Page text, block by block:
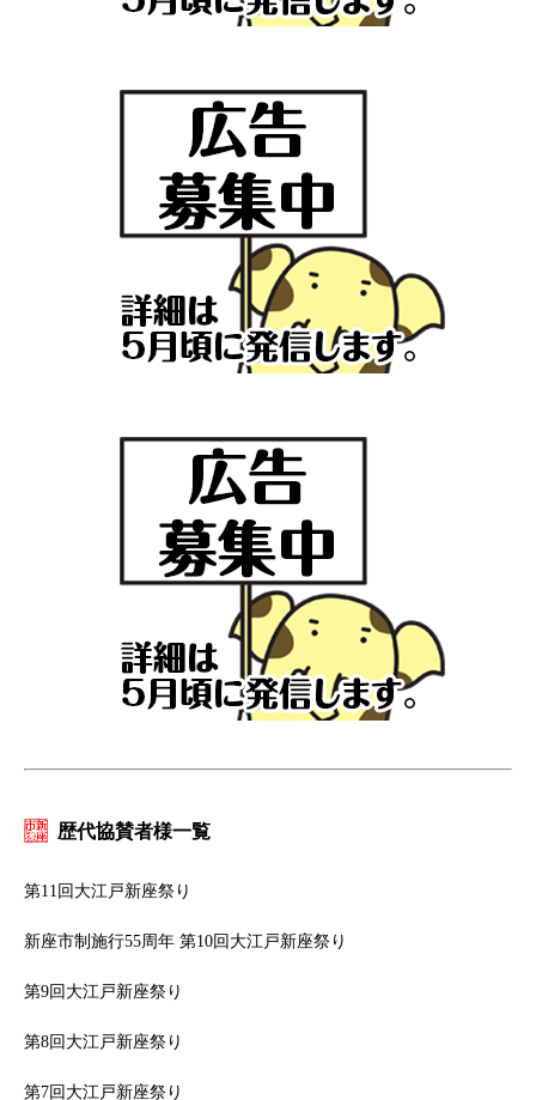
歴代協賛者様一覧
第11回大江戸新座祭り
新座市制施行55周年 第10回大江戸新座祭り
第9回大江戸新座祭り
第8回大江戸新座祭り
第7回大江戸新座祭り